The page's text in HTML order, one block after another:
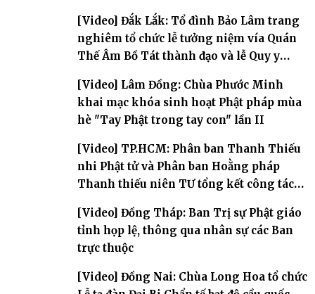
[Video] Đắk Lắk: Tổ đình Bảo Lâm trang
nghiêm tổ chức lễ tưởng niệm vía Quán
Thế Âm Bồ Tát thành đạo và lễ Quy y
[Video] Lâm Đồng: Chùa Phước Minh
khai mạc khóa sinh hoạt Phật pháp mùa
hè "Tay Phật trong tay con" lần II
[Video] TP.HCM: Phân ban Thanh Thiếu
nhi Phật tử và Phân ban Hoằng pháp
Thanh thiếu niên TƯ tổng kết công tác
[Video] Đồng Tháp: Ban Trị sự Phật giáo
tỉnh họp lệ, thông qua nhân sự các Ban
trực thuộc
[Video] Đồng Nai: Chùa Long Hoa tổ chức